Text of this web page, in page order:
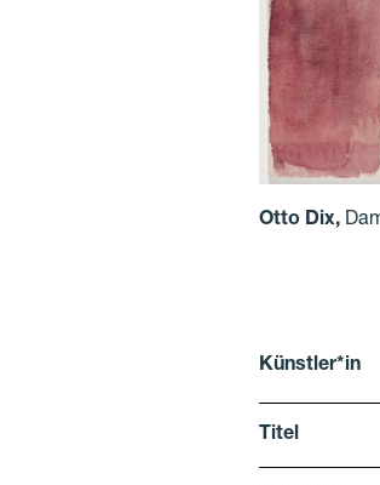
Otto Dix,
Künstler*in
Titel